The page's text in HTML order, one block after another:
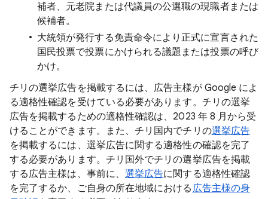
補者、元老院または代議員の公選職の現職者または
候補者。
大統領が発行する免責命令により正式に宣言された
国民投票で投票にかけられる議題または投票の呼び
かけ。
チリの選挙広告を掲載するには、広告主様が Google によ
る適格性確認を受けている必要があります。チリの選挙
広告を掲載するための適格性確認は、2023 年 8 月から受
けることができます。また、チリ国内でチリの選挙広告
を掲載するには、選挙広告に関する適格性の確認を完了
する必要があります。チリ国外でチリの選挙広告を掲載
する広告主様は、事前に、 選挙広告に関する適格性確認
を完了するか、ご自身の所在地域における広告主様の身